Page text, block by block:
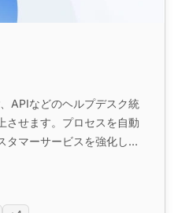
APIなどのヘルプデスク統
させます。プロセスを自動
タマーサービスを強化しま